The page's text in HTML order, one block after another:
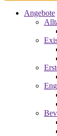
Angebote